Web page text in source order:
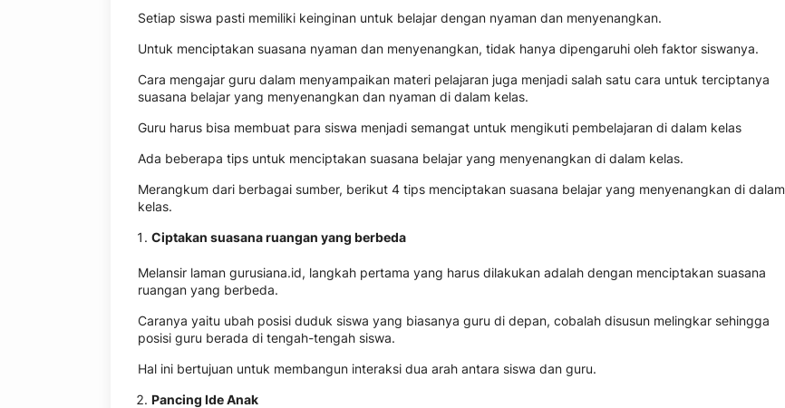
Setiap siswa pasti memiliki keinginan untuk belajar dengan nyaman dan menyenangkan.
Untuk menciptakan suasana nyaman dan menyenangkan, tidak hanya dipengaruhi oleh faktor siswanya.
Cara mengajar guru dalam menyampaikan materi pelajaran juga menjadi salah satu cara untuk terciptanya
suasana belajar yang menyenangkan dan nyaman di dalam kelas.
Guru harus bisa membuat para siswa menjadi semangat untuk mengikuti pembelajaran di dalam kelas
Ada beberapa tips untuk menciptakan suasana belajar yang menyenangkan di dalam kelas.
Merangkum dari berbagai sumber, berikut 4 tips menciptakan suasana belajar yang menyenangkan di dalam
kelas.
Ciptakan suasana ruangan yang berbeda
Melansir laman gurusiana.id, langkah pertama yang harus dilakukan adalah dengan menciptakan suasana
ruangan yang berbeda.
Caranya yaitu ubah posisi duduk siswa yang biasanya guru di depan, cobalah disusun melingkar sehingga
posisi guru berada di tengah-tengah siswa.
Hal ini bertujuan untuk membangun interaksi dua arah antara siswa dan guru.
Pancing Ide Anak